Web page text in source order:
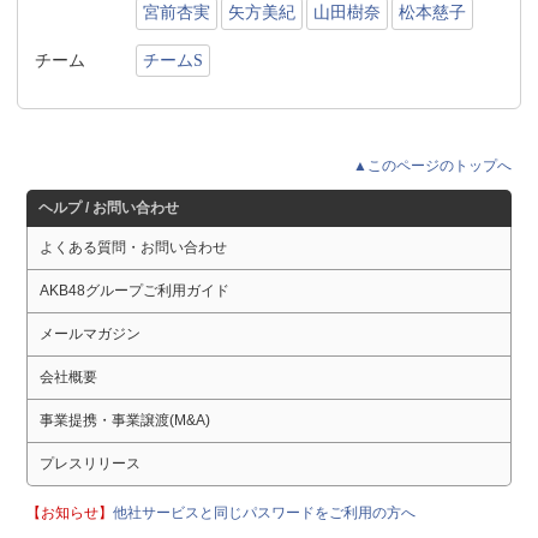
宮前杏実 矢方美紀 山田樹奈 松本慈子
チーム チームS
▲このページのトップへ
ヘルプ / お問い合わせ
よくある質問・お問い合わせ
AKB48グループご利用ガイド
メールマガジン
会社概要
事業提携・事業譲渡(M&A)
プレスリリース
【お知らせ】他社サービスと同じパスワードをご利用の方へ